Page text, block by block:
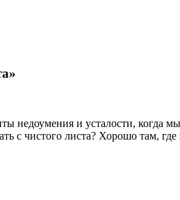
недоумения и усталости, когда
с чистого листа? Хорошо там,